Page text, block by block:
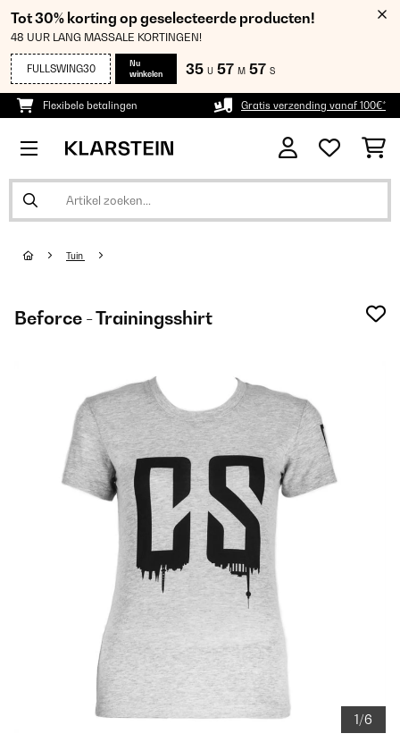
Tot 30% korting op geselecteerde producten!
48 UUR LANG MASSALE KORTINGEN!
FULLSWING30
Nu
winkelen
35 U 57 M 56 S
Flexibele betalingen Gratis verzending vanaf 100€*
Tuin
Beforce - Trainingsshirt
1/6